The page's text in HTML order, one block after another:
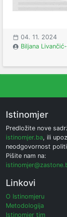
04. 11. 2024
Biljana
Istinomjer
Predložite nove
istinomjer.ba, ili
neodgovornost
Pišite nam na:
Linkovi
O Istinomjeru
Metodologija
Istinomjer tim